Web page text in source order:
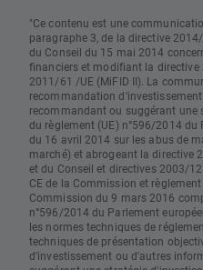
"Ce contenu est une
paragraphe 3, de la directive
du Conseil du 15 mai 2014
financiers et modifiant la
2011/61 /UE (MiFID II). La
recommandation
recommandant ou suggérant une
du règlement (UE) n°596/2014 du
du 16 avril 2014 sur les abus de
marché) et abrogeant la directive
et du Conseil et directives 2003/
CE de la Commission et
Commission du 9 mars 2016
n°596/2014 du Parlement
les normes techniques de
techniques de présentation
d'investissement ou d'autres